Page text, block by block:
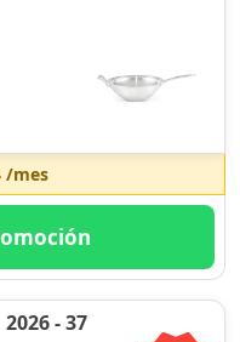
/mes
- 37